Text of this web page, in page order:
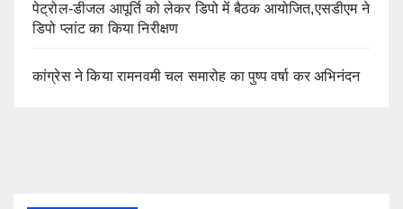
पेट्रोल-डीजल आपूर्ति को लेकर डिपो में बैठक आयोजित,एसडीएम ने
डिपो प्लांट का किया निरीक्षण
कांग्रेस ने किया रामनवमी चल समारोह का पुष्प वर्षा कर अभिनंदन